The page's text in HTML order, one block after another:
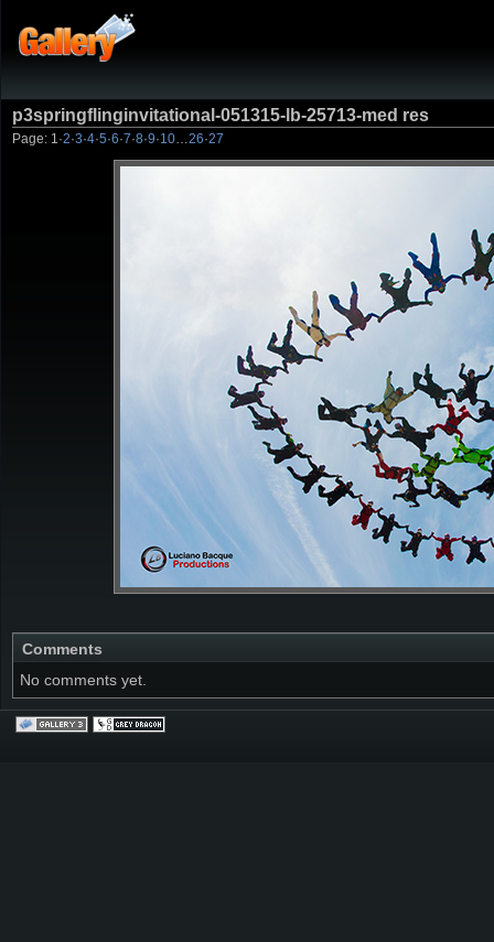
p3springflinginvitational-051315-lb-25713-med res
Page: 1 ·2·3·4·5·6·7·8·9·10 26·27
Comments
No comments yet.